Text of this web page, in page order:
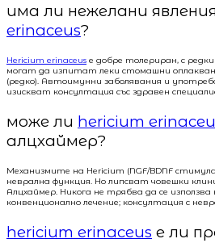
има ли нежелани
erinaceus?
Hericium erinaceus е добре толериран, с
могат да изпитат леки стомашни
(редко). Автоимунни заболявания и
изискват консултация със здравен
може ли hericium
алцхаймер?
Механизмите на Hericium (NGF/BDNF
неврална функция. Но липсват човешки
Алцхаймер. Никога не трябва да се
конвенционално лечение; консултация с
hericium erinaceus е ли